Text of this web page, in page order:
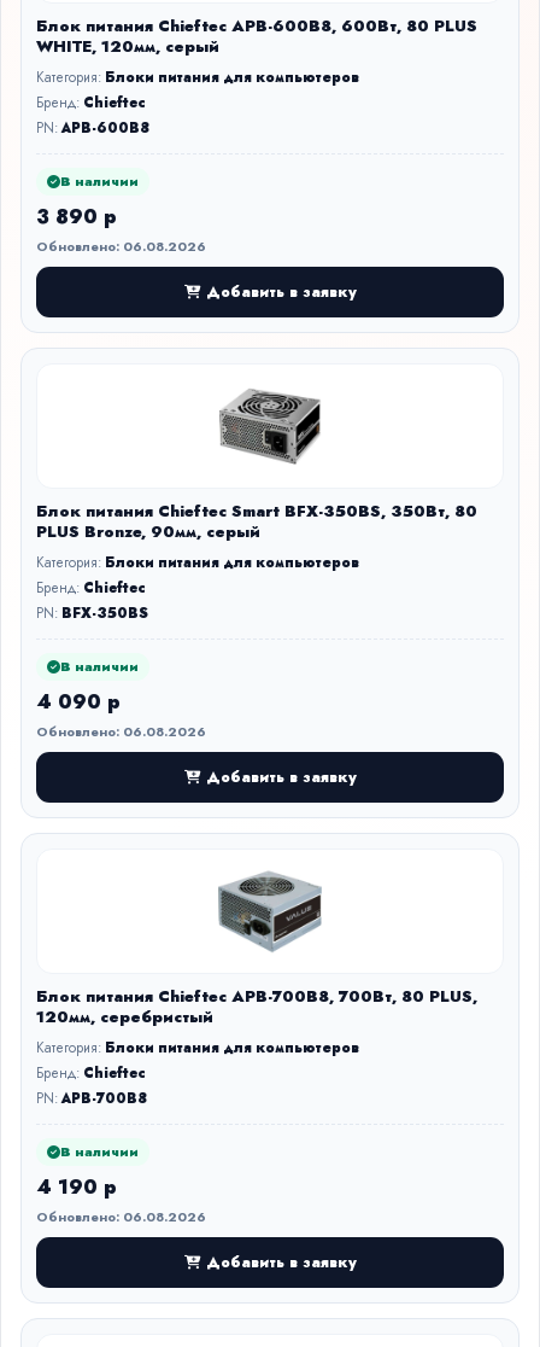
Блок питания Chieftec APB-600B8, 600Вт, 80 PLUS
WHITE, 120мм, серый
Категория: Блоки питания для компьютеров
Бренд: Chieftec
PN:APB-600B8
В наличии
3 890 р
Обновлено: 06.08.2026
Добавить в заявку
Блок питания Chieftec Smart BFX-350BS, 350Вт, 80
PLUS Bronze, 90мм, серый
Категория: Блоки питания для компьютеров
Бренд: Chieftec
PN: BFX-350BS
В наличии
4 090 р
Обновлено: 06.08.2026
Добавить в заявку
Блок питания Chieftec APB-700B8, 700Вт, 80 PLUS,
120мм, серебристый
Категория: Блоки питания для компьютеров
Бренд: Chieftec
PN:APB-700B8
В наличии
4 190 р
Обновлено: 06.08.2026
Добавить в заявку